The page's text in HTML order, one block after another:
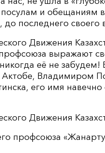
и обещаниям
последнего своего
Движения
профсоюза выражают
её не забудем!
Владимиром
его имя навечно
Движения
профсоюза